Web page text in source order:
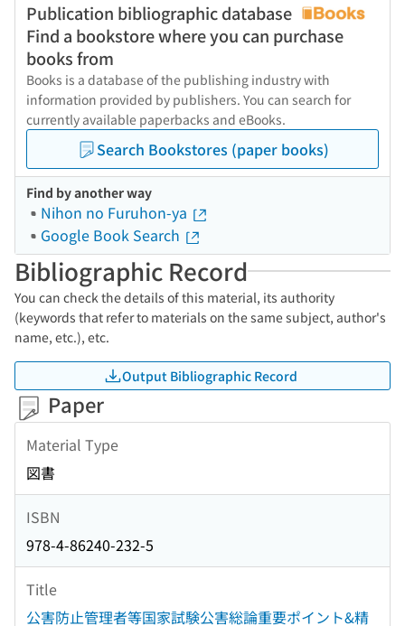
Publication bibliographic database
Find a bookstore where you can purchase
books from
Books is a database of the publishing industry with
information provided by publishers. You can search for
currently available paperbacks and eBooks.
Search Bookstores (paper books)
Find by another way
Nihon no Furuhon-ya
Google Book Search
Bibliographic Record
You can check the details of this material, its authority
(keywords that refer to materials on the same subject, author's
name, etc.), etc.
Output Bibliographic Record
Paper
Material Type
図書
ISBN
978-4-86240-232-5
Title
公害防止管理者等国家試験公害総論重要ポイント&精